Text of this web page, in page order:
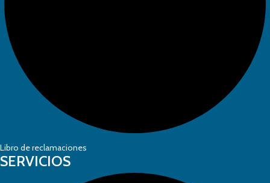
Libro de reclamaciones
SERVICIOS